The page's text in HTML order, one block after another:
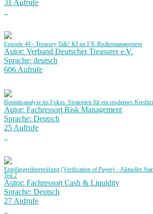
31 Aufrufe
Episode 48 - Treasury Talk! KI im FX-Risikomanagement
Autor: Verband Deutscher Treasurer e.V.
Sprache: deutsch
606 Aufrufe
Bonitätsanalyse im Fokus: Strategien für ein modernes
Autor: Fachressort Risk Management
Sprache: Deutsch
25 Aufrufe
Empfängerüberprüfung (Verification of Payee) – Aktueller
Teil 2
Autor: Fachressort Cash & Liquidity
Sprache: Deutsch
27 Aufrufe